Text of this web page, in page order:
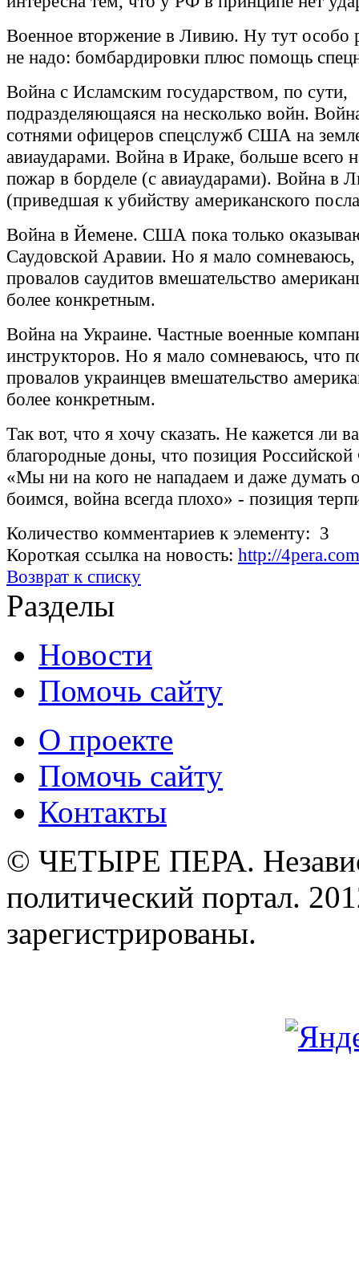
Военное вторжение в Ливию. Ну тут особо
не надо: бомбардировки плюс помощь
Война с Исламским государством, по сути,
подразделяющаяся на несколько войн.
сотнями офицеров спецслужб США на
авиаударами. Война в Ираке, больше всего
пожар в борделе (с авиаударами). Война в
(приведшая к убийству американского
Война в Йемене. США пока только
Саудовской Аравии. Но я мало
провалов саудитов вмешательство
более конкретным.
Война на Украине. Частные военные
инструкторов. Но я мало сомневаюсь, что
провалов украинцев вмешательство
более конкретным.
Так вот, что я хочу сказать. Не кажется ли
благородные доны, что позиция
«Мы ни на кого не нападаем и даже думать
боимся, война всегда плохо» - позиция
Количество комментариев к элементу: 3
Короткая ссылка на новость: http://
Возврат к списку
Разделы
Новости
Помочь сайту
О проекте
Помочь сайту
Контакты
© ЧЕТЫРЕ ПЕРА.
политический портал.
зарегистрированы.